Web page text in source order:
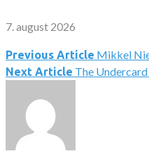
7. august 2026
Previous Article Mikkel
Next Article The